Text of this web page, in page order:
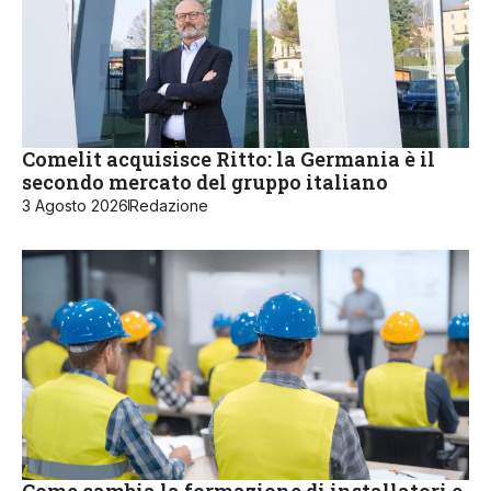
Comelit acquisisce Ritto: la Germania è il
secondo mercato del gruppo italiano
3 Agosto 2026Redazione